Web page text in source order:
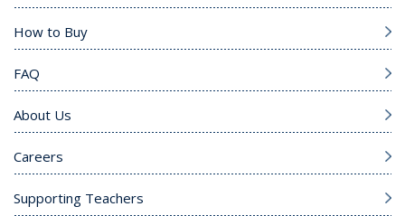
How to Buy
FAQ
About Us
Careers
Supporting Teachers